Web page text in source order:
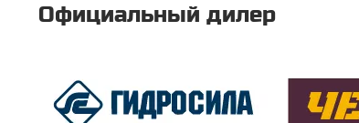
Официальный дилер